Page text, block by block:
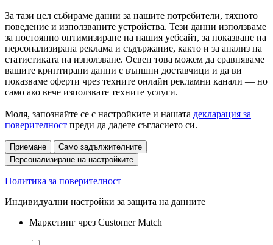
За тази цел събираме данни за нашите потребители, тяхното
поведение и използваните устройства. Тези данни използваме
за постоянно оптимизиране на нашия уебсайт, за показване на
персонализирана реклама и съдържание, както и за анализ на
статистиката на използване. Освен това можем да сравняваме
вашите криптирани данни с външни доставчици и да ви
показваме оферти чрез техните онлайн рекламни канали — но
само ако вече използвате техните услуги.
Моля, запознайте се с настройките и нашата декларация за
поверителност преди да дадете съгласието си.
Приемане
Само задължителните
Персонализиране на настройките
Политика за поверителност
Индивидуални настройки за защита на данните
Маркетинг чрез Customer Match